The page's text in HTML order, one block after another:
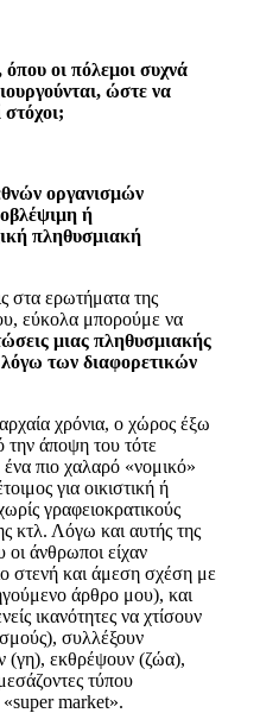
όπου οι πόλεμοι συχνά
ώστε να
στόχοι;
οργανισμών
ή
πληθυσμιακή
στα ερωτήματα της
εύκολα μπορούμε να
μιας πληθυσμιακής
των διαφορετικών
χρόνια, ο χώρος έξω
την άποψη του τότε
ένα πιο χαλαρό «νομικό»
για οικιστική ή
γραφειοκρατικούς
κτλ. Λόγω και αυτής της
οι άνθρωποι είχαν
στενή και άμεση σχέση με
άρθρο μου), και
ικανότητες να χτίσουν
συλλέξουν
(γη), εκθρέψουν (ζώα),
τύπου
«super market».